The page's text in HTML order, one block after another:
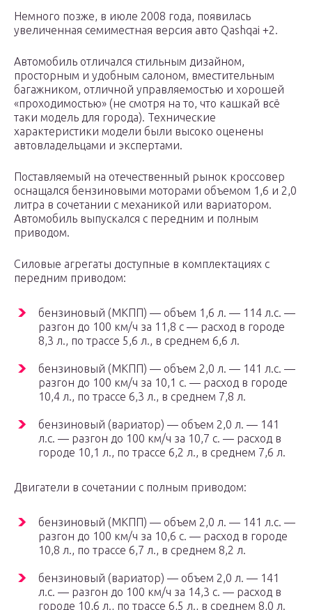
Немного позже, в июле 2008 года, появилась
увеличенная семиместная версия авто Qashqai +2.
Автомобиль отличался стильным дизайном,
просторным и удобным салоном, вместительным
багажником, отличной управляемостью и хорошей
«проходимостью» (не смотря на то, что кашкай всё
таки модель для города). Технические
характеристики модели были высоко оценены
автовладельцами и экспертами.
Поставляемый на отечественный рынок кроссовер
оснащался бензиновыми моторами объемом 1,6 и 2,0
литра в сочетании с механикой или вариатором.
Автомобиль выпускался с передним и полным
приводом.
Силовые агрегаты доступные в комплектациях с
передним приводом:
бензиновый (МКПП) — объем 1,6 л. — 114 л.с. —
разгон до 100 км/ч за 11,8 с — расход в городе
8,3 л., по трассе 5,6 л., в среднем 6,6 л.
бензиновый (МКПП) — объем 2,0 л. — 141 л.с. —
разгон до 100 км/ч за 10,1 с. — расход в городе
10,4 л., по трассе 6,3 л., в среднем 7,8 л.
бензиновый (вариатор) — объем 2,0 л. — 141
л.с. — разгон до 100 км/ч за 10,7 с. — расход в
городе 10,1 л., по трассе 6,2 л., в среднем 7,6 л.
Двигатели в сочетании с полным приводом:
бензиновый (МКПП) — объем 2,0 л. — 141 л.с. —
разгон до 100 км/ч за 10,6 с. — расход в городе
10,8 л., по трассе 6,7 л., в среднем 8,2 л.
бензиновый (вариатор) — объем 2,0 л. — 141
л.с. — разгон до 100 км/ч за 14,3 с. — расход в
городе 10,6 л., по трассе 6,5 л., в среднем 8,0 л.